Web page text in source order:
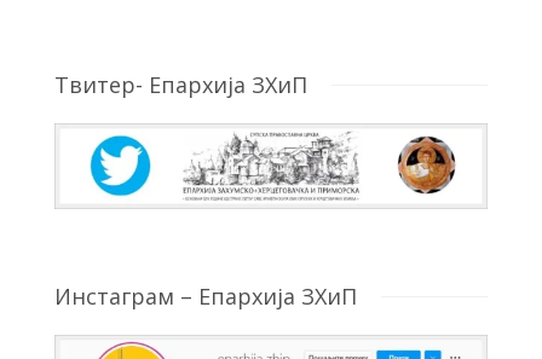
Твитер- Епархија ЗХиП
Инстаграм – Епархија ЗХиП